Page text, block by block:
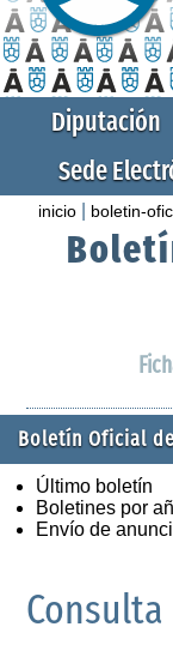
Diputación
Sede
inicio boletin-
Boletín Oficial
Último boletín
Boletines por
Envío de
Consulta